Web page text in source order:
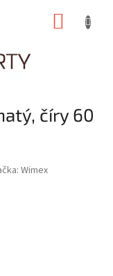
číry 60
Wimex